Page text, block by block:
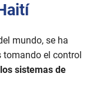
mundo, se ha
el control
los sistemas de